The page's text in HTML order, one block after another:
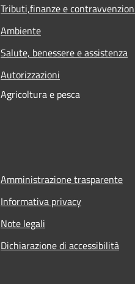
Tributi,finanze e
Ambiente
Salute, benessere e assistenza
Autorizzazioni
Agricoltura e pesca
Amministrazione trasparente
Informativa privacy
Note legali
Dichiarazione di accessibilità